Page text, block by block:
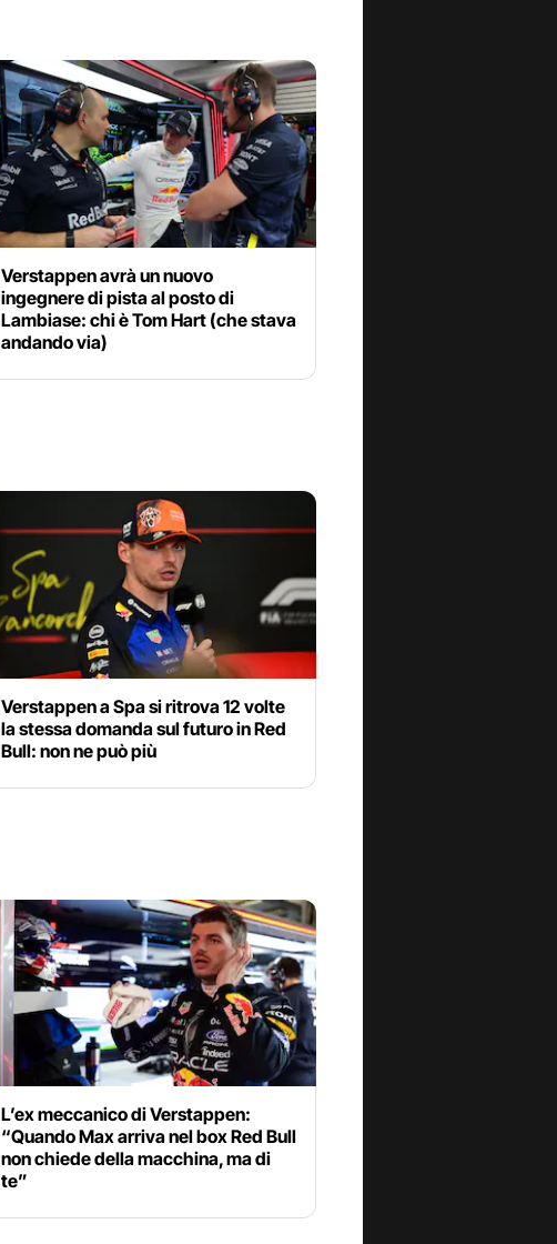
Verstappen avrà un nuovo
ingegnere di pista al posto di
Lambiase: chi è Tom Hart (che stava
andando via)
Verstappen a Spa si ritrova 12 volte
la stessa domanda sul futuro in Red
Bull: non ne può più
L’ex meccanico di Verstappen:
“Quando Max arriva nel box Red Bull
non chiede della macchina, ma di
te”